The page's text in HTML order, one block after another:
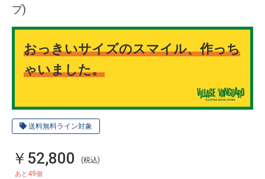
送料無料ライン対象
プ)
おっきいサイズのスマイル、作っち
ゃいました。
￥52,800 (税込)
あと 49個